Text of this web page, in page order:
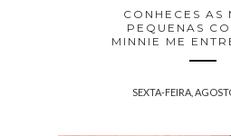
CONHECES AS
PEQUENAS
MINNIE ME
SEXTA-FEIRA,